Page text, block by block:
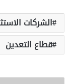
الشركات
قطاع التعدين